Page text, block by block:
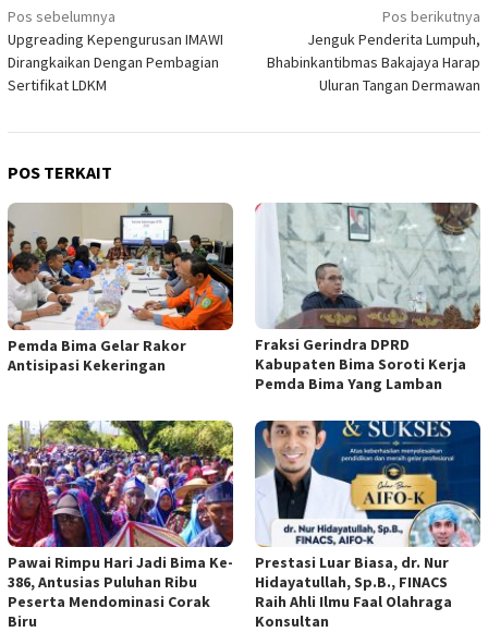
Navigasi
pos
Pos sebelumnya
Upgreading Kepengurusan IMAWI
Dirangkaikan Dengan Pembagian
Sertifikat LDKM
Pos berikutnya
Jenguk Penderita Lumpuh,
Bhabinkantibmas Bakajaya Harap
Uluran Tangan Dermawan
POS TERKAIT
Pemda Bima Gelar Rakor
Antisipasi Kekeringan
Fraksi Gerindra DPRD
Kabupaten Bima Soroti Kerja
Pemda Bima Yang Lamban
Pawai Rimpu Hari Jadi Bima Ke-
386, Antusias Puluhan Ribu
Peserta Mendominasi Corak
Biru
Prestasi Luar Biasa, dr. Nur
Hidayatullah, Sp.B., FINACS
Raih Ahli Ilmu Faal Olahraga
Konsultan